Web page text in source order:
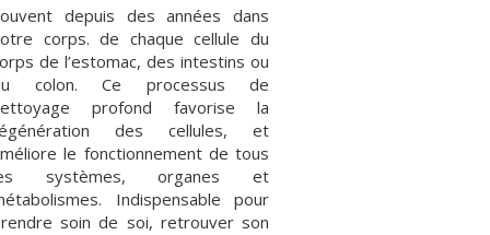
depuis des années dans
corps. de chaque cellule du
de l’estomac, des intestins ou
colon. Ce processus de
profond favorise la
des cellules, et
le fonctionnement de tous
systèmes, organes et
Indispensable pour
soin de soi, retrouver son